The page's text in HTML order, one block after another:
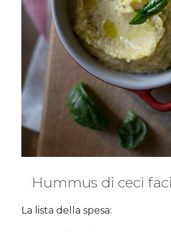
Hummus di ceci
La lista della spesa: